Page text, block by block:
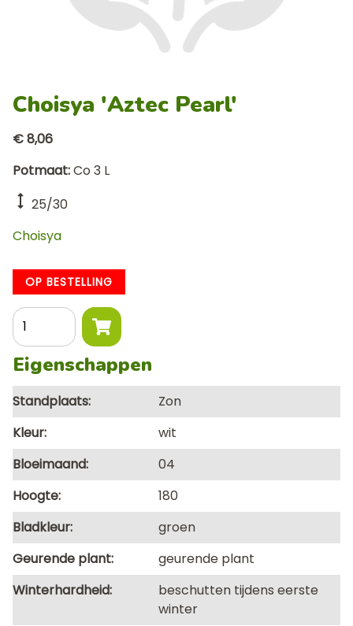
Choisya 'Aztec Pearl'
€ 8,06
Potmaat Co 3 L
25/30
Choisya
OP BESTELLING
Aantal
Eigenschappen
Standplaats
Zon
Kleur
wit
Bloeimaand
04
Hoogte
180
Bladkleur
groen
Geurende plant
geurende plant
Winterhardheid
beschutten tijdens eerste
winter